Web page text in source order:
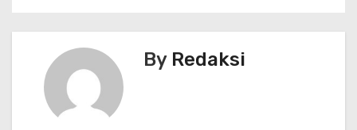
By Redaksi